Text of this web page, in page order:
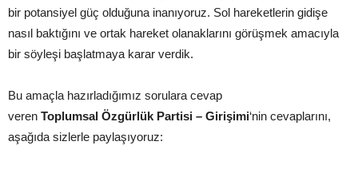
bir potansiyel güç olduğuna inanıyoruz. Sol hareketlerin gidişe
nasıl baktığını ve ortak hareket olanaklarını görüşmek amacıyla
bir söyleşi başlatmaya karar verdik.
Bu amaçla hazırladığımız sorulara cevap
veren Toplumsal Özgürlük Partisi – Girişimi‘nin cevaplarını,
aşağıda sizlerle paylaşıyoruz: